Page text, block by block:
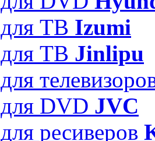
ТВ Izumi
ТВ Jinlipu
DVD JVC
ресиверов